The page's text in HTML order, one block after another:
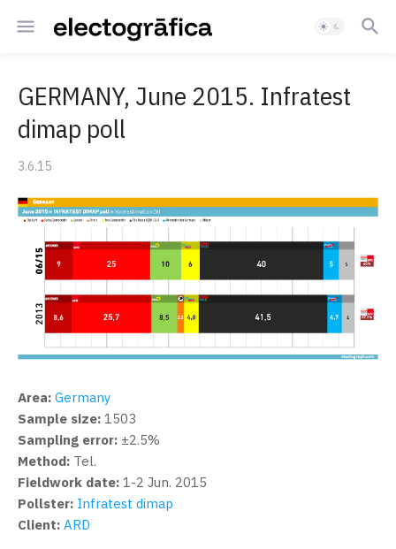
GERMANY, June 2015. Infratest
dimap poll
3.6.15
Area: Germany
Sample size: 1503
Sampling error: ±2.5%
Method: Tel.
Fieldwork date: 1-2 Jun. 2015
Pollster: Infratest dimap
Client: ARD